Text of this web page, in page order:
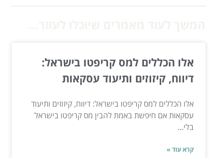
אלו הכללים למס קריפטו בישראל:
דיווח, קיזוזים ותיעוד עסקאות
אלו הכללים למס קריפטו בישראל: דיווח, קיזוזים ותיעוד
עסקאות אם חיפשת באמת להבין מס קריפטו בישראל
בלי...
קרא עוד »